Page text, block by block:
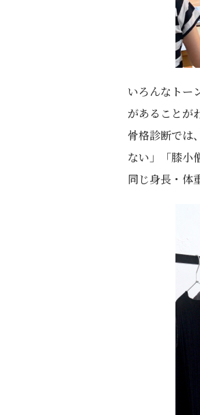
いろんなトー
があることが
骨格診断では
ない」「膝小
同じ身長・体